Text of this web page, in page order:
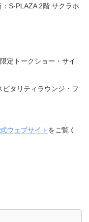
S-PLAZA 2階 サクラホ
定トークショー・サイ
タリティラウンジ・フ
ウェブサイト をご覧く